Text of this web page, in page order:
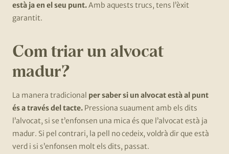
està ja en el seu punt.Amb aquests trucs, tens l’èxit
garantit.
Com triar un alvocat
madur?
La manera tradicional per saber si un alvocat està al punt
és a través del tacte. Pressiona suaument amb els dits
l’alvocat, si se t’enfonsen una mica és que l’alvocat està ja
madur. Si pel contrari, la pell no cedeix, voldrà dir que està
verd i si s’enfonsen molt els dits, passat.